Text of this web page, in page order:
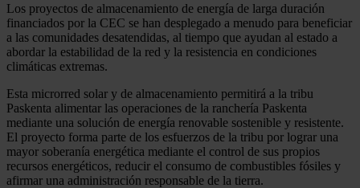
Los proyectos de almacenamiento de energía de larga duración
financiados por la CEC se han desplegado a menudo para beneficiar
a las comunidades desatendidas, al tiempo que ayudan al estado a
abordar la estabilidad de la red y la resistencia en condiciones
climáticas extremas.
Esta microrred solar y de almacenamiento permitirá a la tribu
Paskenta alimentar las operaciones de la ranchería Paskenta
mediante una solución de energía renovable sostenible y resistente.
El proyecto forma parte de los esfuerzos de la tribu por lograr una
mayor soberanía energética mediante el control de sus propios
recursos energéticos, reducir el consumo de combustibles fósiles y
afirmar una administración responsable de la tierra.